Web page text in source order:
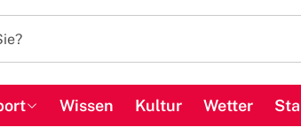
Wissen Kultur Wetter